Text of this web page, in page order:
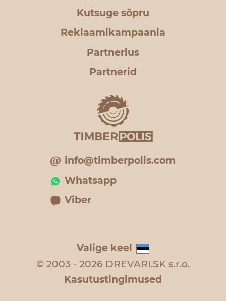
Kutsuge sõpru
Reklaamikampaania
Partnerlus
Partnerid
info@timberpolis.com
Whatsapp
Viber
Valige keel
© 2003 - 2026 DREVARI.SK s.r.o.
Kasutustingimused